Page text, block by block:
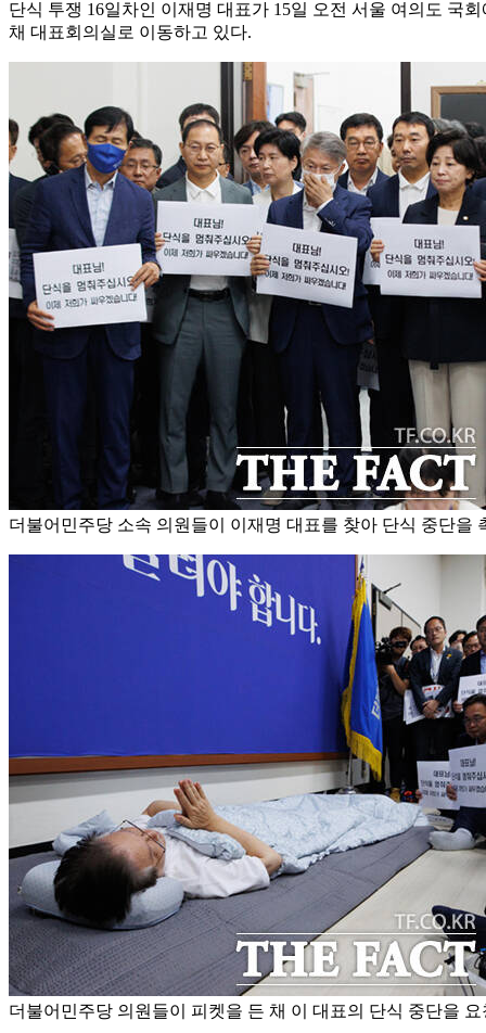
단식 투쟁 16일차인 이재명 대표가 15일 오전 서울 여의도 국
채 대표회의실로 이동하고 있다.
더불어민주당 소속 의원들이 이재명 대표를 찾아 단식 중단을
더불어민주당 의원들이 피켓을 든 채 이 대표의 단식 중단을